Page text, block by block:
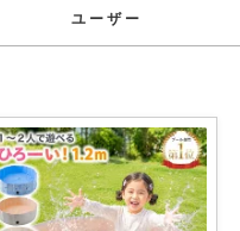
ユーザー